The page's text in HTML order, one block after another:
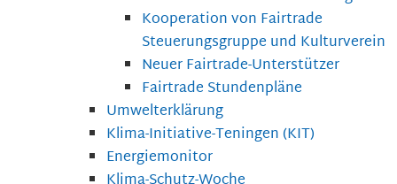
Kooperation von Fairtrade
Steuerungsgruppe und Kulturverein
Neuer Fairtrade-Unterstützer
Fairtrade Stundenpläne
Umwelterklärung
Klima-Initiative-Teningen (KIT)
Energiemonitor